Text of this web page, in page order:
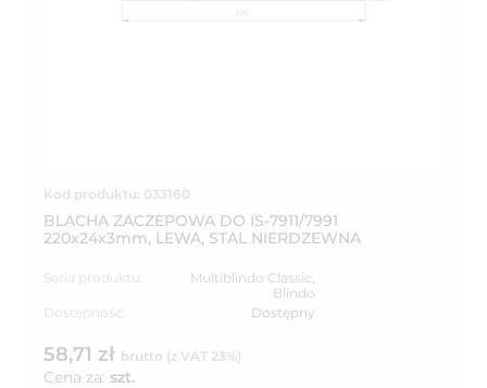
Kod produktu: 033160
BLACHA ZACZEPOWA DO IS-7911/7991
220x24x3mm, LEWA, STAL NIERDZEWNA
Seria produktu: Multiblindo Classic,
Blindo
Dostępność:
Dostępny
58,71 zł brutto (z VAT 23%)
Cena za: szt.